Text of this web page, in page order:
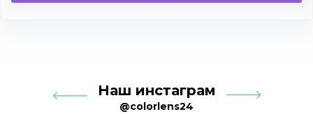
Наш инстаграм
@colorlens24